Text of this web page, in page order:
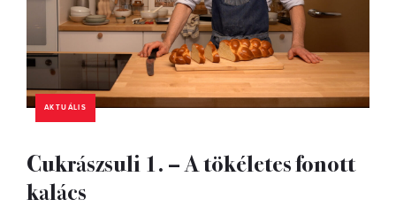
AKTUÁLIS
Cukrászsuli 1. – A tökéletes fonott
kalács